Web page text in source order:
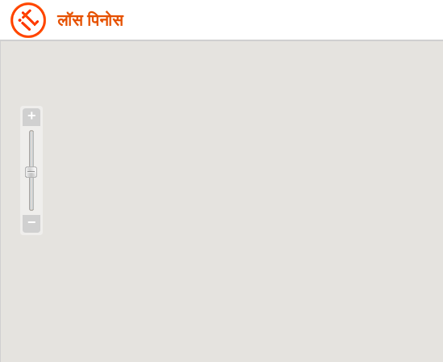
लॉस पिनोस
+
−